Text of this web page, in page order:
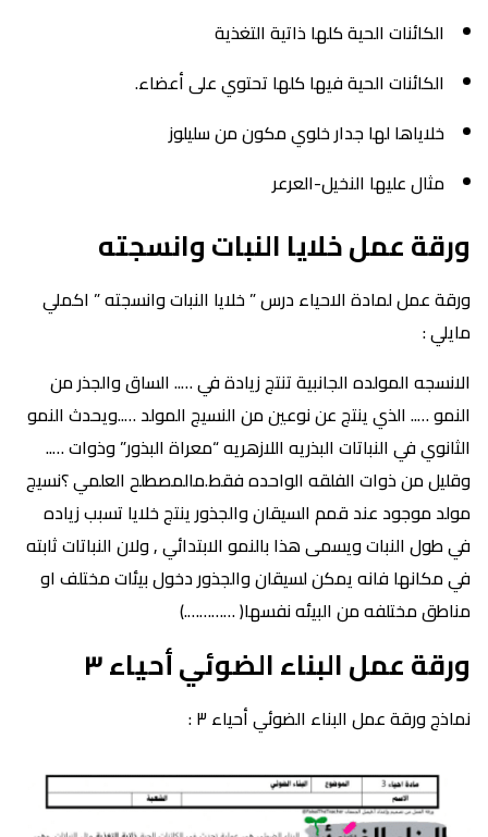
الكائنات الحية كلها ذاتية التغذية
الكائنات الحية فيها كلها تحتوي على أعضاء.
خلاياها لها جدار خلوي مكون من سليلوز
مثال عليها النخيل-العرعر
ورقة عمل خلايا النبات وانسجته
ورقة عمل لمادة الاحياء درس ” خلايا النبات وانسجته ” اكملي
مايلي :
الانسجه المولده الجانبية تنتج زيادة في ….. الساق والجذر من
النمو ….. الذي ينتج عن نوعين من النسيج المولد …..ويحدث النمو
الثانوي في النباتات البذريه اللازهريه “معراة البذور” وذوات …..
وقليل من ذوات الفلقه الواحده فقط.مالمصطلح العلمي ؟نسيج
مولد موجود عند قمم السيقان والجذور ينتج خلايا تسبب زياده
في طول النبات ويسمى هذا بالنمو الابتدائي , ولان النباتات ثابته
في مكانها فانه يمكن لسيقان والجذور دخول بيئات مختلف او
مناطق مختلفه من البيئه نفسها( ………….)
ورقة عمل البناء الضوئي أحياء ٣
نماذج ورقة عمل البناء الضوئي أحياء ٣ :